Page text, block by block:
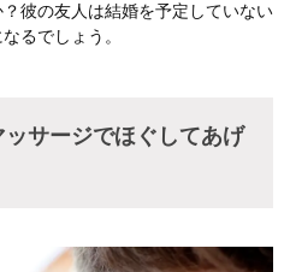
彼の友人は結婚を予定していない
るでしょう。
サージでほぐしてあげ